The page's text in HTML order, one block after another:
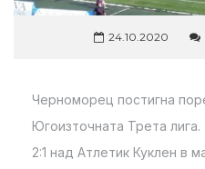
24.10.2020
Черноморец постигна
Югоизточната Трета лига.
2:1 над Атлетик Куклен в